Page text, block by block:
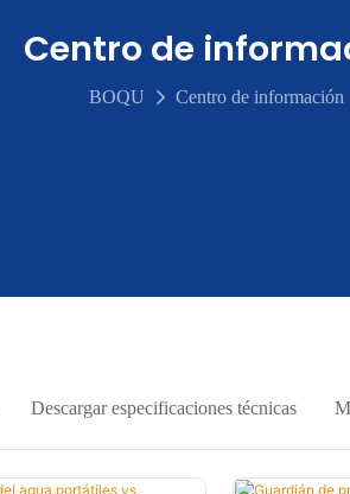
Centro de
BOQU Centro de información
Descargar especificaciones técnicas